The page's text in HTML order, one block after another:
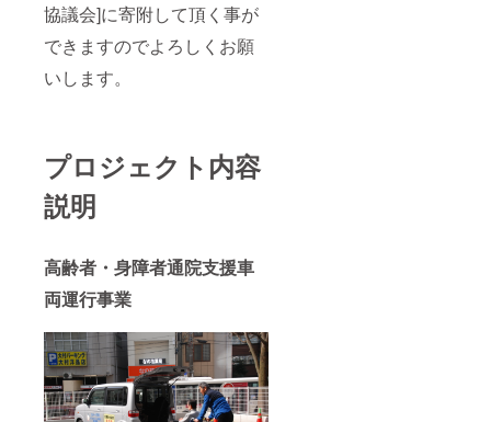
協議会]に寄附して頂く事が
できますのでよろしくお願
いします。
プロジェクト内容
説明
高齢者・身障者通院支援車
両運行事業